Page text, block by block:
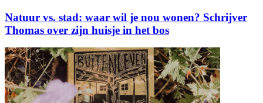
Natuur vs. stad: waar wil je nou wonen? Schrijver
Thomas over zijn huisje in het bos